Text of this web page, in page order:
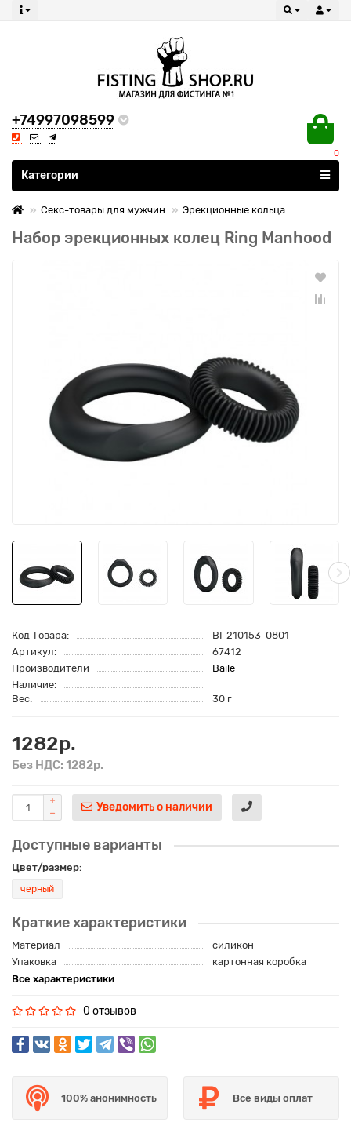
+74997098599
0
Все категории
Категории
Секс-товары для мужчин Эрекционные кольца
Набор эрекционных колец Ring Manhood
Код Товара:
BI-210153-0801
Артикул:
67412
Производители
Baile
Наличие:
Вес:
30 г
1282р.
Без НДС: 1282р.
Уведомить о наличии
Доступные варианты
Цвет/размер:
черный
Краткие характеристики
Материал
силикон
Упаковка
картонная коробка
Все характеристики
0 отзывов
100% анонимность Все виды оплат